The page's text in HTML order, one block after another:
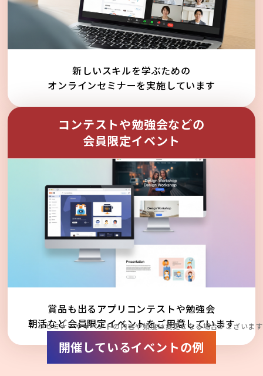
新しいスキルを学ぶための
オンラインセミナーを実施しています
コンテストや勉強会などの
会員限定イベント
賞品も出るアプリコンテストや勉強会
朝活など会員限定イベントをご用意しています
※セミナーやイベントの内容や頻度は変更となる場合がございます
開催しているイベントの例